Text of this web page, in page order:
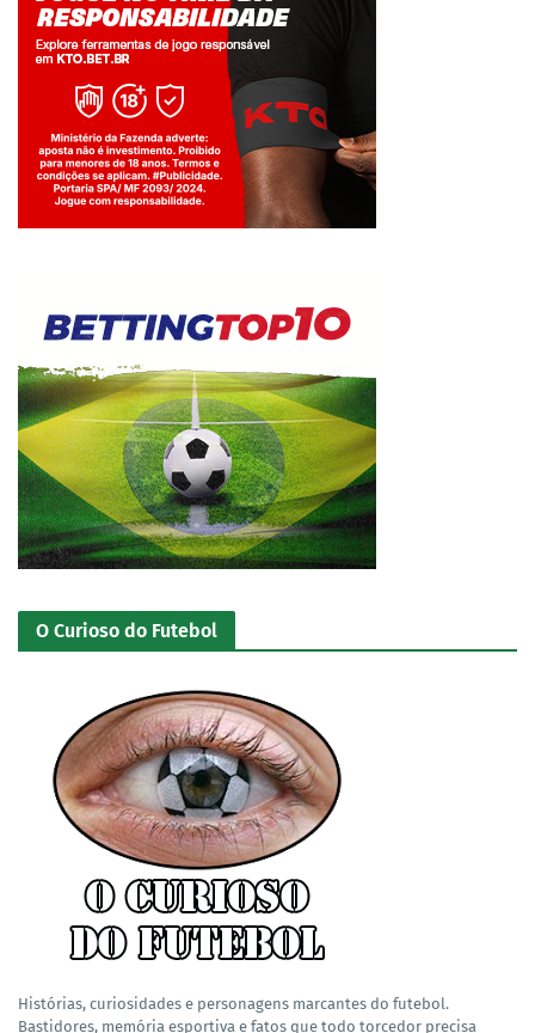
Jogue com responsabilidade. 18+
O Curioso do Futebol
Histórias, curiosidades e personagens marcantes do futebol.
Bastidores, memória esportiva e fatos que todo torcedor precisa